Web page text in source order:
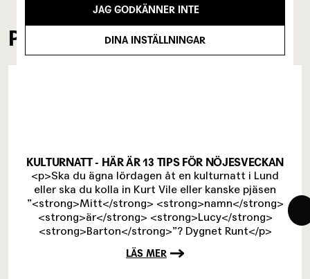
PRESSKLIPP
KULTURNATT - HÄR ÄR 13 TIPS FÖR NÖJESVECKAN
<p>Ska du ägna lördagen åt en kulturnatt i Lund
eller ska du kolla in Kurt Vile eller kanske pjäsen
”<strong>Mitt</strong> <strong>namn</strong>
<strong>är</strong> <strong>Lucy</strong>
<strong>Barton</strong>”? Dygnet Runt</p>
LÄS MER
JAG GODKÄNNER INTE
DINA INSTÄLLNINGAR